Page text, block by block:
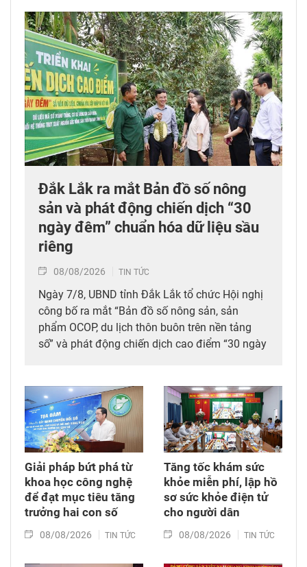
Đắk Lắk ra mắt Bản đồ số nông
sản và phát động chiến dịch “30
ngày đêm” chuẩn hóa dữ liệu sầu
riêng
08/08/2026 TIN TỨC
Ngày 7/8, UBND tỉnh Đắk Lắk tổ chức Hội nghị
công bố ra mắt “Bản đồ số nông sản, sản
phẩm OCOP, du lịch thôn buôn trên nền tảng
số” và phát động chiến dịch cao điểm “30 ngày
sầu riêng trên địa bàn tỉnh. Đây được xem là
bước đi chiến lược nhằm tích hợp đồng bộ
công nghệ số vào chuỗi giá trị nông nghiệp và
phát triển nông thôn địa phương.
Giải pháp bứt phá từ
khoa học công nghệ
để đạt mục tiêu tăng
trưởng hai con số
08/08/2026 TIN TỨC
Tăng tốc khám sức
khỏe miễn phí, lập hồ
sơ sức khỏe điện tử
cho người dân
08/08/2026 TIN TỨC